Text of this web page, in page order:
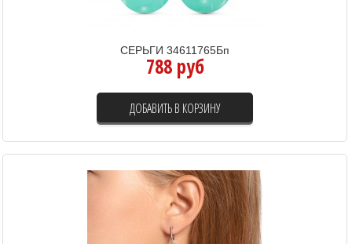
СЕРЬГИ 34611765Бп
788 руб
ДОБАВИТЬ В КОРЗИНУ